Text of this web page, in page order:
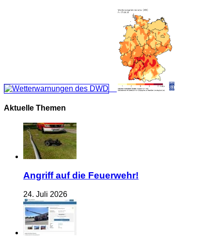
Aktuelle Themen
Angriff auf die Feuerwehr!
24. Juli 2026